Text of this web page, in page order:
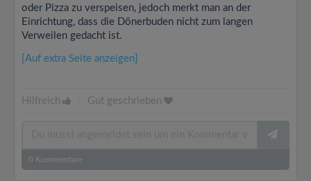
oder Pizza zu verspeisen, jedoch merkt man an der
Einrichtung, dass die Dönerbuden nicht zum langen
Verweilen gedacht ist.
[Auf extra Seite anzeigen]
Hilfreich Gut geschrieben
0 Kommentare